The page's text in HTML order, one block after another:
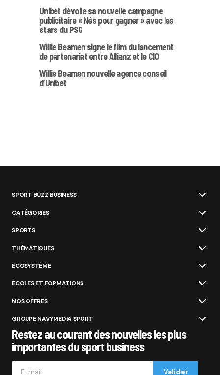
Unibet dévoile sa nouvelle campagne
publicitaire « Nés pour gagner » avec les
stars du PSG
Willie Beamen signe le film du lancement
de partenariat entre Allianz et le CIO
Willie Beamen nouvelle agence conseil
d’Unibet
SPORT BUZZ BUSINESS
CATÉGORIES
SPORTS
THÉMATIQUES
ÉCOSYSTÈME
ÉCOLES ET FORMATIONS
NOS OFFRES
GROUPE NAVYMEDIA SPORT
Restez au courant des nouvelles les plus
importantes du sport business
Valider